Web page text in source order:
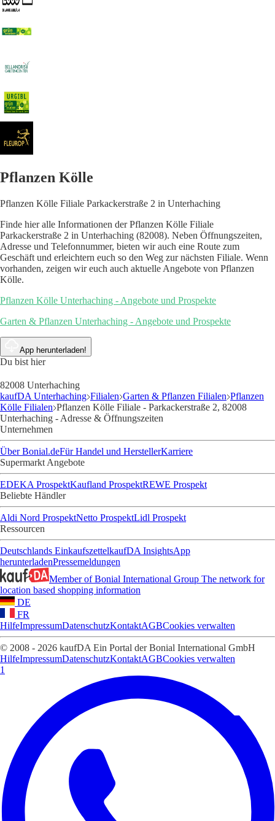
Pflanzen Kölle
Pflanzen Kölle Filiale Parkackerstraße 2 in Unterhaching
Finde hier alle Informationen der Pflanzen Kölle Filiale
Parkackerstraße 2 in Unterhaching (82008). Neben Öffnungszeiten,
Adresse und Telefonnummer, bieten wir auch eine Route zum
Geschäft und erleichtern euch so den Weg zur nächsten Filiale. Wenn
vorhanden, zeigen wir euch auch aktuelle Angebote von Pflanzen
Kölle.
Pflanzen Kölle Unterhaching - Angebote und Prospekte
Garten & Pflanzen Unterhaching - Angebote und Prospekte
App herunterladen!
Du bist hier
82008 Unterhaching
kaufDA Unterhaching Filialen Garten & Pflanzen Filialen Pflanzen
Kölle Filialen Pflanzen Kölle Filiale - Parkackerstraße 2, 82008
Unterhaching - Adresse & Öffnungszeiten
Unternehmen
Über Bonial.deFür Handel und HerstellerKarriere
Supermarkt Angebote
EDEKA ProspektKaufland ProspektREWE Prospekt
Beliebte Händler
Aldi Nord ProspektNetto ProspektLidl Prospekt
Ressourcen
Deutschlands EinkaufszettelkaufDA InsightsApp
herunterladenPressemeldungen
Member of Bonial International Group The network for
location based shopping information
DE
FR
HilfeImpressumDatenschutzKontaktAGBCookies verwalten
© 2008 - 2026 kaufDA Ein Portal der Bonial International GmbH
HilfeImpressumDatenschutzKontaktAGBCookies verwalten
1